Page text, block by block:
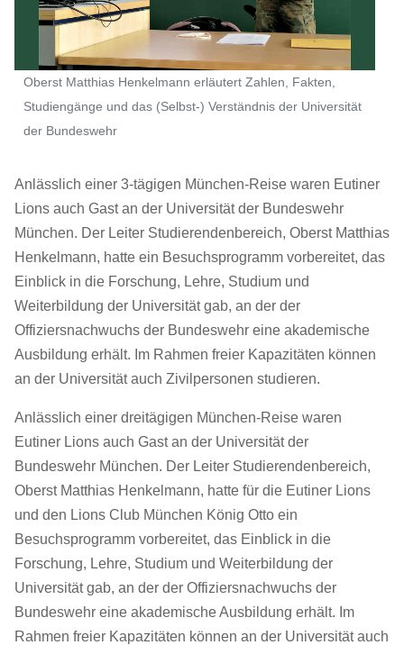
Oberst Matthias Henkelmann erläutert Zahlen, Fakten,
Studiengänge und das (Selbst-) Verständnis der Universität
der Bundeswehr
Anlässlich einer 3-tägigen München-Reise waren Eutiner
Lions auch Gast an der Universität der Bundeswehr
München. Der Leiter Studierendenbereich, Oberst Matthias
Henkelmann, hatte ein Besuchsprogramm vorbereitet, das
Einblick in die Forschung, Lehre, Studium und
Weiterbildung der Universität gab, an der der
Offiziersnachwuchs der Bundeswehr eine akademische
Ausbildung erhält. Im Rahmen freier Kapazitäten können
an der Universität auch Zivilpersonen studieren.
Anlässlich einer dreitägigen München-Reise waren
Eutiner Lions auch Gast an der Universität der
Bundeswehr München. Der Leiter Studierendenbereich,
Oberst Matthias Henkelmann, hatte für die Eutiner Lions
und den Lions Club München König Otto ein
Besuchsprogramm vorbereitet, das Einblick in die
Forschung, Lehre, Studium und Weiterbildung der
Universität gab, an der der Offiziersnachwuchs der
Bundeswehr eine akademische Ausbildung erhält. Im
Rahmen freier Kapazitäten können an der Universität auch